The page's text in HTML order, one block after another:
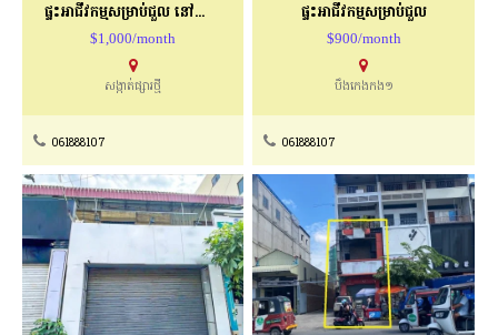
ផ្ទះអាជីវកម្មសម្រាប់ជួល​ នៅផ្សារថ្មី
$1,000/month
សង្កាត់ផ្សារថ្មី
061888107
ផ្ទះអាជីវកម្មសម្រាប់ជួល
$900/month
បឹងកេងកង១
061888107